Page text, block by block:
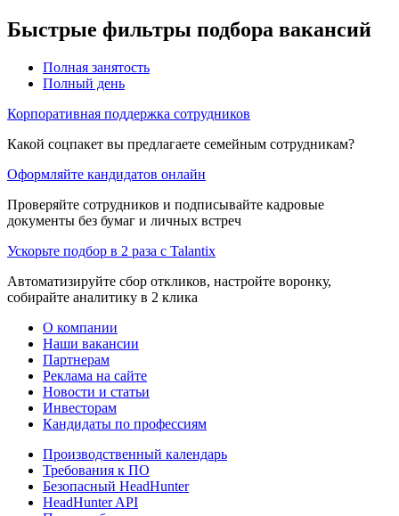
Быстрые фильтры подбора вакансий
Полная занятость
Полный день
Корпоративная поддержка сотрудников
Какой соцпакет вы предлагаете семейным сотрудникам?
Оформляйте кандидатов онлайн
Проверяйте сотрудников и подписывайте кадровые
документы без бумаг и личных встреч
Ускорьте подбор в 2 раза с Talantix
Автоматизируйте сбор откликов, настройте воронку,
собирайте аналитику в 2 клика
О компании
Наши вакансии
Партнерам
Реклама на сайте
Новости и статьи
Инвесторам
Кандидаты по профессиям
Производственный календарь
Требования к ПО
Безопасный HeadHunter
HeadHunter API